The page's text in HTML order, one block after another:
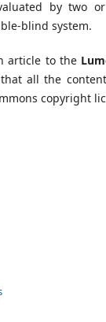
by two
blind system.
article to the
all the
copyright